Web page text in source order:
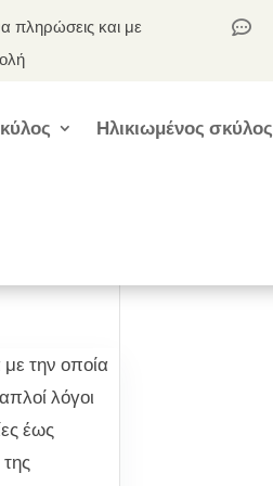
πληρώσεις και με

Ηλικιωμένος σκύλος
την οποία
λόγοι
έως